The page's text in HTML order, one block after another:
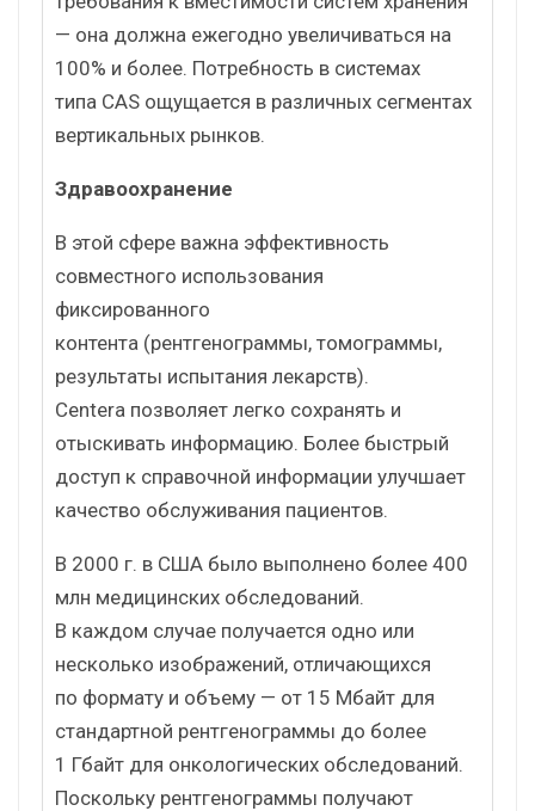
— она должна ежегодно увеличиваться на
100% и более. Потребность в системах
типа CAS ощущается в различных сегментах
вертикальных рынков.
Здравоохранение
В этой сфере важна эффективность
совместного использования
фиксированного
контента (рентгенограммы, томограммы,
результаты испытания лекарств).
Centera позволяет легко сохранять и
отыскивать информацию. Более быстрый
доступ к справочной информации улучшает
качество обслуживания пациентов.
В 2000 г. в США было выполнено более 400
млн медицинских обследований.
В каждом случае получается одно или
несколько изображений, отличающихся
по формату и объему — от 15 Mбайт для
стандартной рентгенограммы до более
1 Гбайт для онкологических обследований.
Поскольку рентгенограммы получают